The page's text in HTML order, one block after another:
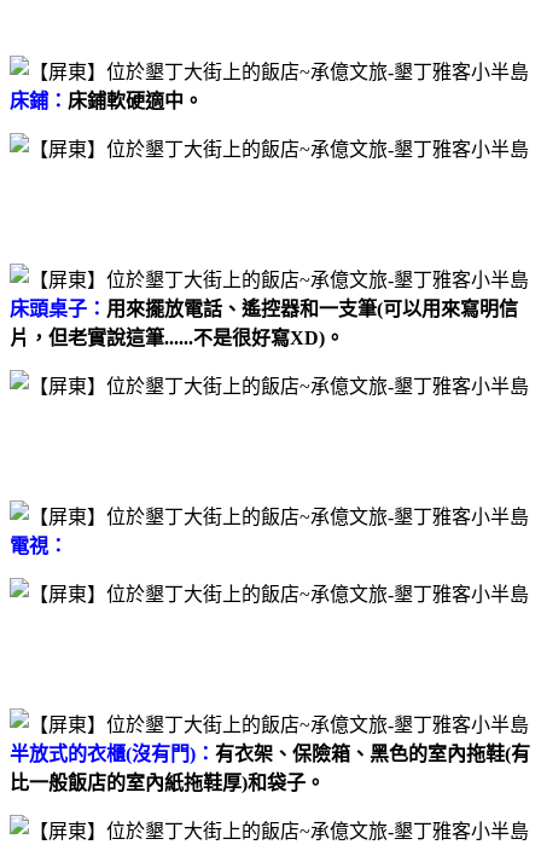
床鋪： 床鋪軟硬適中。
床頭桌子： 用來擺放電話、遙控器和一支筆(可以用來寫明信
片，但老實說這筆......不是很好寫XD)。
電視：
半放式的衣櫃(沒有門)： 有衣架、保險箱、黑色的室內拖鞋(有
比一般飯店的室內紙拖鞋厚)和袋子。